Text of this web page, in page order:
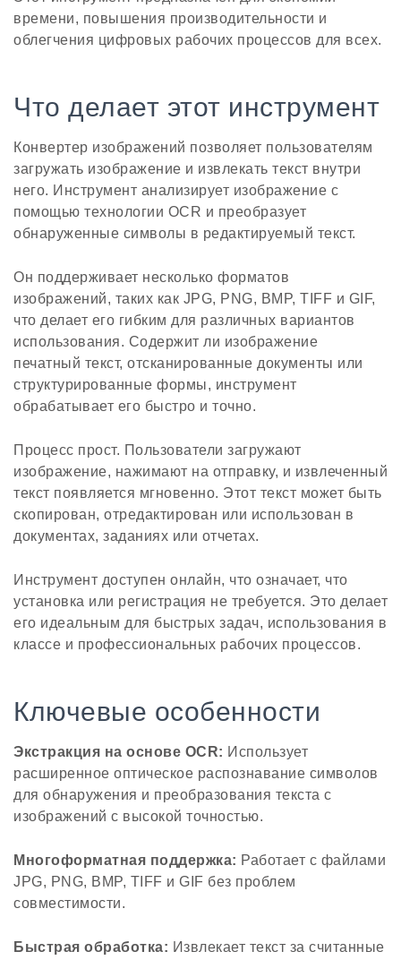
времени, повышения производительности и
облегчения цифровых рабочих процессов для всех.
Что делает этот инструмент
Конвертер изображений позволяет пользователям
загружать изображение и извлекать текст внутри
него. Инструмент анализирует изображение с
помощью технологии OCR и преобразует
обнаруженные символы в редактируемый текст.
Он поддерживает несколько форматов
изображений, таких как JPG, PNG, BMP, TIFF и GIF,
что делает его гибким для различных вариантов
использования. Содержит ли изображение
печатный текст, отсканированные документы или
структурированные формы, инструмент
обрабатывает его быстро и точно.
Процесс прост. Пользователи загружают
изображение, нажимают на отправку, и извлеченный
текст появляется мгновенно. Этот текст может быть
скопирован, отредактирован или использован в
документах, заданиях или отчетах.
Инструмент доступен онлайн, что означает, что
установка или регистрация не требуется. Это делает
его идеальным для быстрых задач, использования в
классе и профессиональных рабочих процессов.
Ключевые особенности
Экстракция на основе OCR: Использует
расширенное оптическое распознавание символов
для обнаружения и преобразования текста с
изображений с высокой точностью.
Многоформатная поддержка: Работает с файлами
JPG, PNG, BMP, TIFF и GIF без проблем
совместимости.
Быстрая обработка: Извлекает текст за считанные